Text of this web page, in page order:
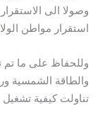
وصولا الى
استقرار مواطن
وللحفاظ على ما تم
والطاقة الشمسية
تناولت كيفية